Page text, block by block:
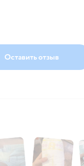
Оставить отзыв